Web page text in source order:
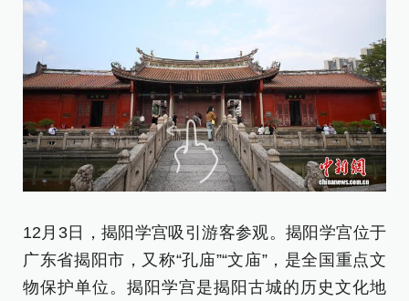
12月3日，揭阳学宫吸引游客参观。揭阳学宫位于
广东省揭阳市，又称“孔庙”“文庙”，是全国重点文
物保护单位。揭阳学宫是揭阳古城的历史文化地